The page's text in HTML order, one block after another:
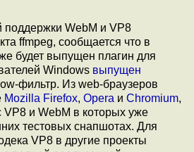
поддержки WebM и VP8
ffmpeg, сообщается что в
будет выпущен плагин для
Windows выпущен
фильтр. Из web-браузеров
Mozilla Firefox, Opera и Chromium,
и WebM в которых уже
тестовых снапшотах. Для
VP8 в другие проекты